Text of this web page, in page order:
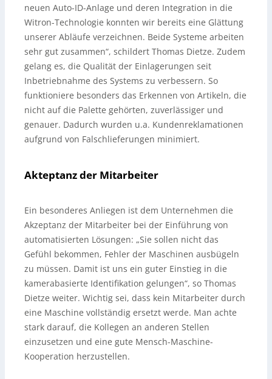
neuen Auto-ID-Anlage und deren Integration in die
Witron-Technologie konnten wir bereits eine Glättung
unserer Abläufe verzeichnen. Beide Systeme arbeiten
sehr gut zusammen“, schildert Thomas Dietze. Zudem
gelang es, die Qualität der Einlagerungen seit
Inbetriebnahme des Systems zu verbessern. So
funktioniere besonders das Erkennen von Artikeln, die
nicht auf die Palette gehörten, zuverlässiger und
genauer. Dadurch wurden u.a. Kundenreklamationen
aufgrund von Falschlieferungen minimiert.
Akteptanz der Mitarbeiter
Ein besonderes Anliegen ist dem Unternehmen die
Akzeptanz der Mitarbeiter bei der Einführung von
automatisierten Lösungen: „Sie sollen nicht das
Gefühl bekommen, Fehler der Maschinen ausbügeln
zu müssen. Damit ist uns ein guter Einstieg in die
kamerabasierte Identifikation gelungen“, so Thomas
Dietze weiter. Wichtig sei, dass kein Mitarbeiter durch
eine Maschine vollständig ersetzt werde. Man achte
stark darauf, die Kollegen an anderen Stellen
einzusetzen und eine gute Mensch-Maschine-
Kooperation herzustellen.